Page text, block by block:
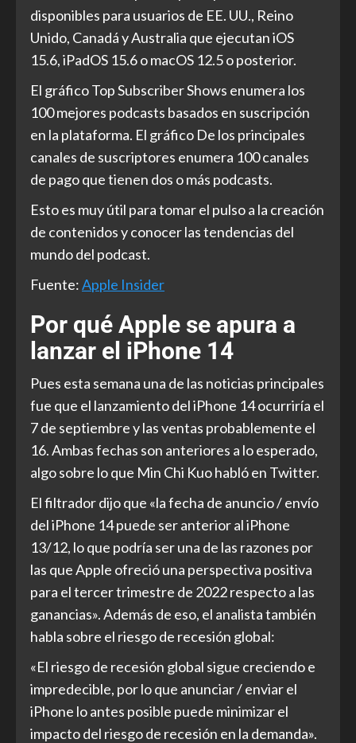
disponibles para usuarios de EE. UU., Reino
Unido, Canadá y Australia que ejecutan iOS
15.6, iPadOS 15.6 o macOS 12.5 o posterior.
El gráfico Top Subscriber Shows enumera los
100 mejores podcasts basados en suscripción
en la plataforma. El gráfico De los principales
canales de suscriptores enumera 100 canales
de pago que tienen dos o más podcasts.
Esto es muy útil para tomar el pulso a la creación
de contenidos y conocer las tendencias del
mundo del podcast.
Fuente:Apple Insider
Por qué Apple se apura a
lanzar el iPhone 14
Pues esta semana una de las noticias principales
fue que el lanzamiento del iPhone 14 ocurriría el
7 de septiembre y las ventas probablemente el
16. Ambas fechas son anteriores a lo esperado,
algo sobre lo que Min Chi Kuo habló en Twitter.
El filtrador dijo que «la fecha de anuncio / envío
del iPhone 14 puede ser anterior al iPhone
13/12, lo que podría ser una de las razones por
las que Apple ofreció una perspectiva positiva
para el tercer trimestre de 2022 respecto a las
ganancias». Además de eso, el analista también
habla sobre el riesgo de recesión global:
«El riesgo de recesión global sigue creciendo e
impredecible, por lo que anunciar / enviar el
iPhone lo antes posible puede minimizar el
impacto del riesgo de recesión en la demanda».